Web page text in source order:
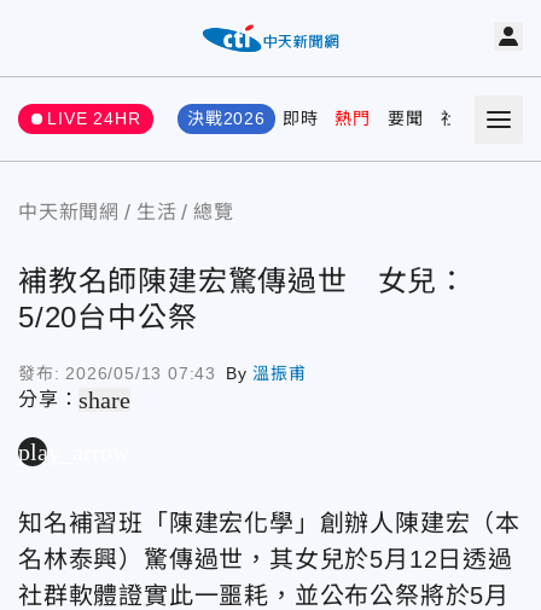
LIVE 24HR 決戰2026 即時 熱門 要聞 社會 娛樂
中天新聞網 生活 總覽
補教名師陳建宏驚傳過世 女兒：
5/20台中公祭
發布: 2026/05/13 07:43 By溫振甫
分享：share
play_arrow
知名補習班「陳建宏化學」創辦人陳建宏（本
名林泰興）驚傳過世，其女兒於5月12日透過
社群軟體證實此一噩耗，並公布公祭將於5月